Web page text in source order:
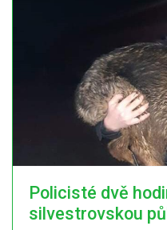
Policisté dvě
silvestrovskou